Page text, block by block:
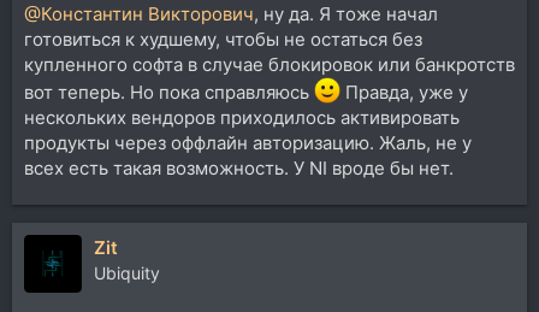
@Константин Викторович, ну да. Я тоже начал
готовиться к худшему, чтобы не остаться без
купленного софта в случае блокировок или банкротств
вот теперь. Но пока справляюсь
Правда, уже у
нескольких вендоров приходилось активировать
продукты через оффлайн авторизацию. Жаль, не у
всех есть такая возможность. У NI вроде бы нет.
Zit
Ubiquity